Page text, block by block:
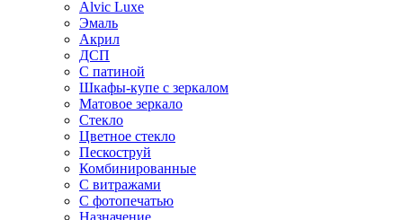
Alvic Luxe
Эмаль
Акрил
ДСП
С патиной
Шкафы-купе с зеркалом
Матовое зеркало
Стекло
Цветное стекло
Пескоструй
Комбинированные
С витражами
С фотопечатью
Назначение